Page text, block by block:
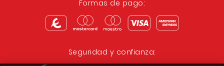
Formas de pago:
Seguridad y confianza: